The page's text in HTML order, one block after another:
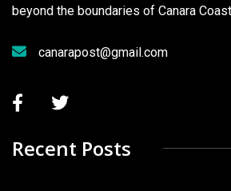
beyond the boundaries of Canara
canarapost@gmail.com
Recent Posts